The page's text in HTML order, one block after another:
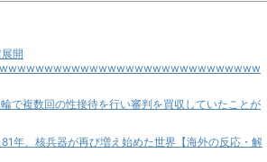
開
で複数回の性接待を行い審判を買収していたことが
年、核兵器が再び増え始めた世界【海外の反応・解